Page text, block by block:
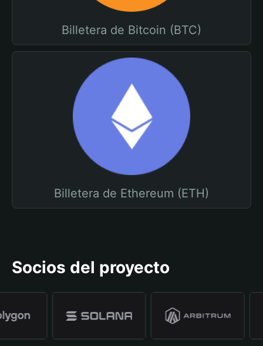
Billetera de Bitcoin (BTC)
Billetera de Ethereum (ETH)
Socios del proyecto